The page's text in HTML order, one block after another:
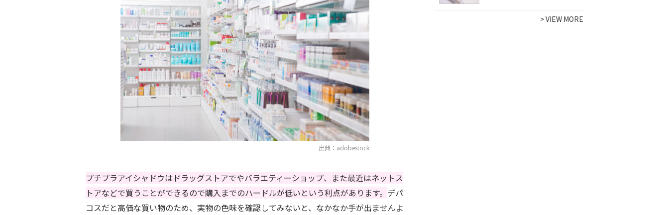
出典：adobestock
プチプラアイシャドウはドラッグストアでやバラエティーショップ、また最近はネットス
トアなどで買うことができるので購入までのハードルが低いという利点があります。 デパ
コスだと高価な買い物のため、実物の色味を確認してみないと、なかなか手が出ませんよ
>VIEW MORE